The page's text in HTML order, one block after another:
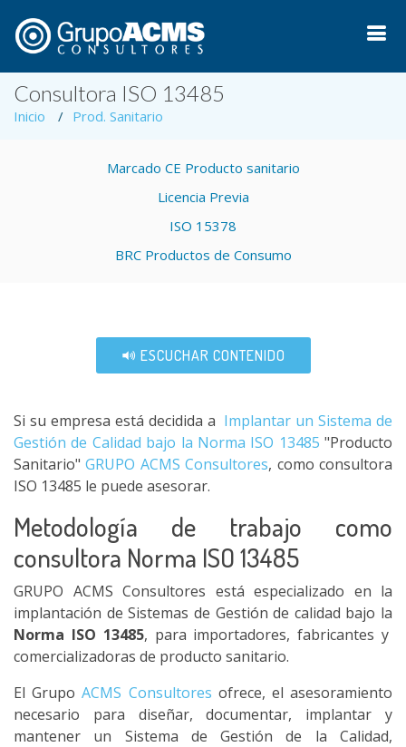
Consultora ISO 13485
Inicio Prod. Sanitario
Marcado CE Producto sanitario
Licencia Previa
ISO 15378
BRC Productos de Consumo
ESCUCHAR CONTENIDO
Si su empresa está decidida a Implantar un Sistema de
Gestión de Calidad bajo la Norma ISO 13485 "Producto
Sanitario"GRUPO ACMS Consultores, como consultora
ISO 13485 le puede asesorar.
Metodología de trabajo como
consultora Norma ISO 13485
GRUPO ACMS Consultores está especializado en la
implantación de Sistemas de Gestión de calidad bajo la
Norma ISO 13485, para importadores, fabricantes y
comercializadoras de producto sanitario.
El GrupoACMS Consultores ofrece, el asesoramiento
necesario para diseñar, documentar, implantar y
mantener un Sistema de Gestión de la Calidad,